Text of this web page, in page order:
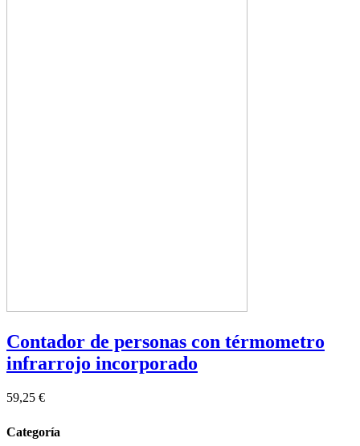
Contador de personas con térmometro
infrarrojo incorporado
59,25 €
Categoría